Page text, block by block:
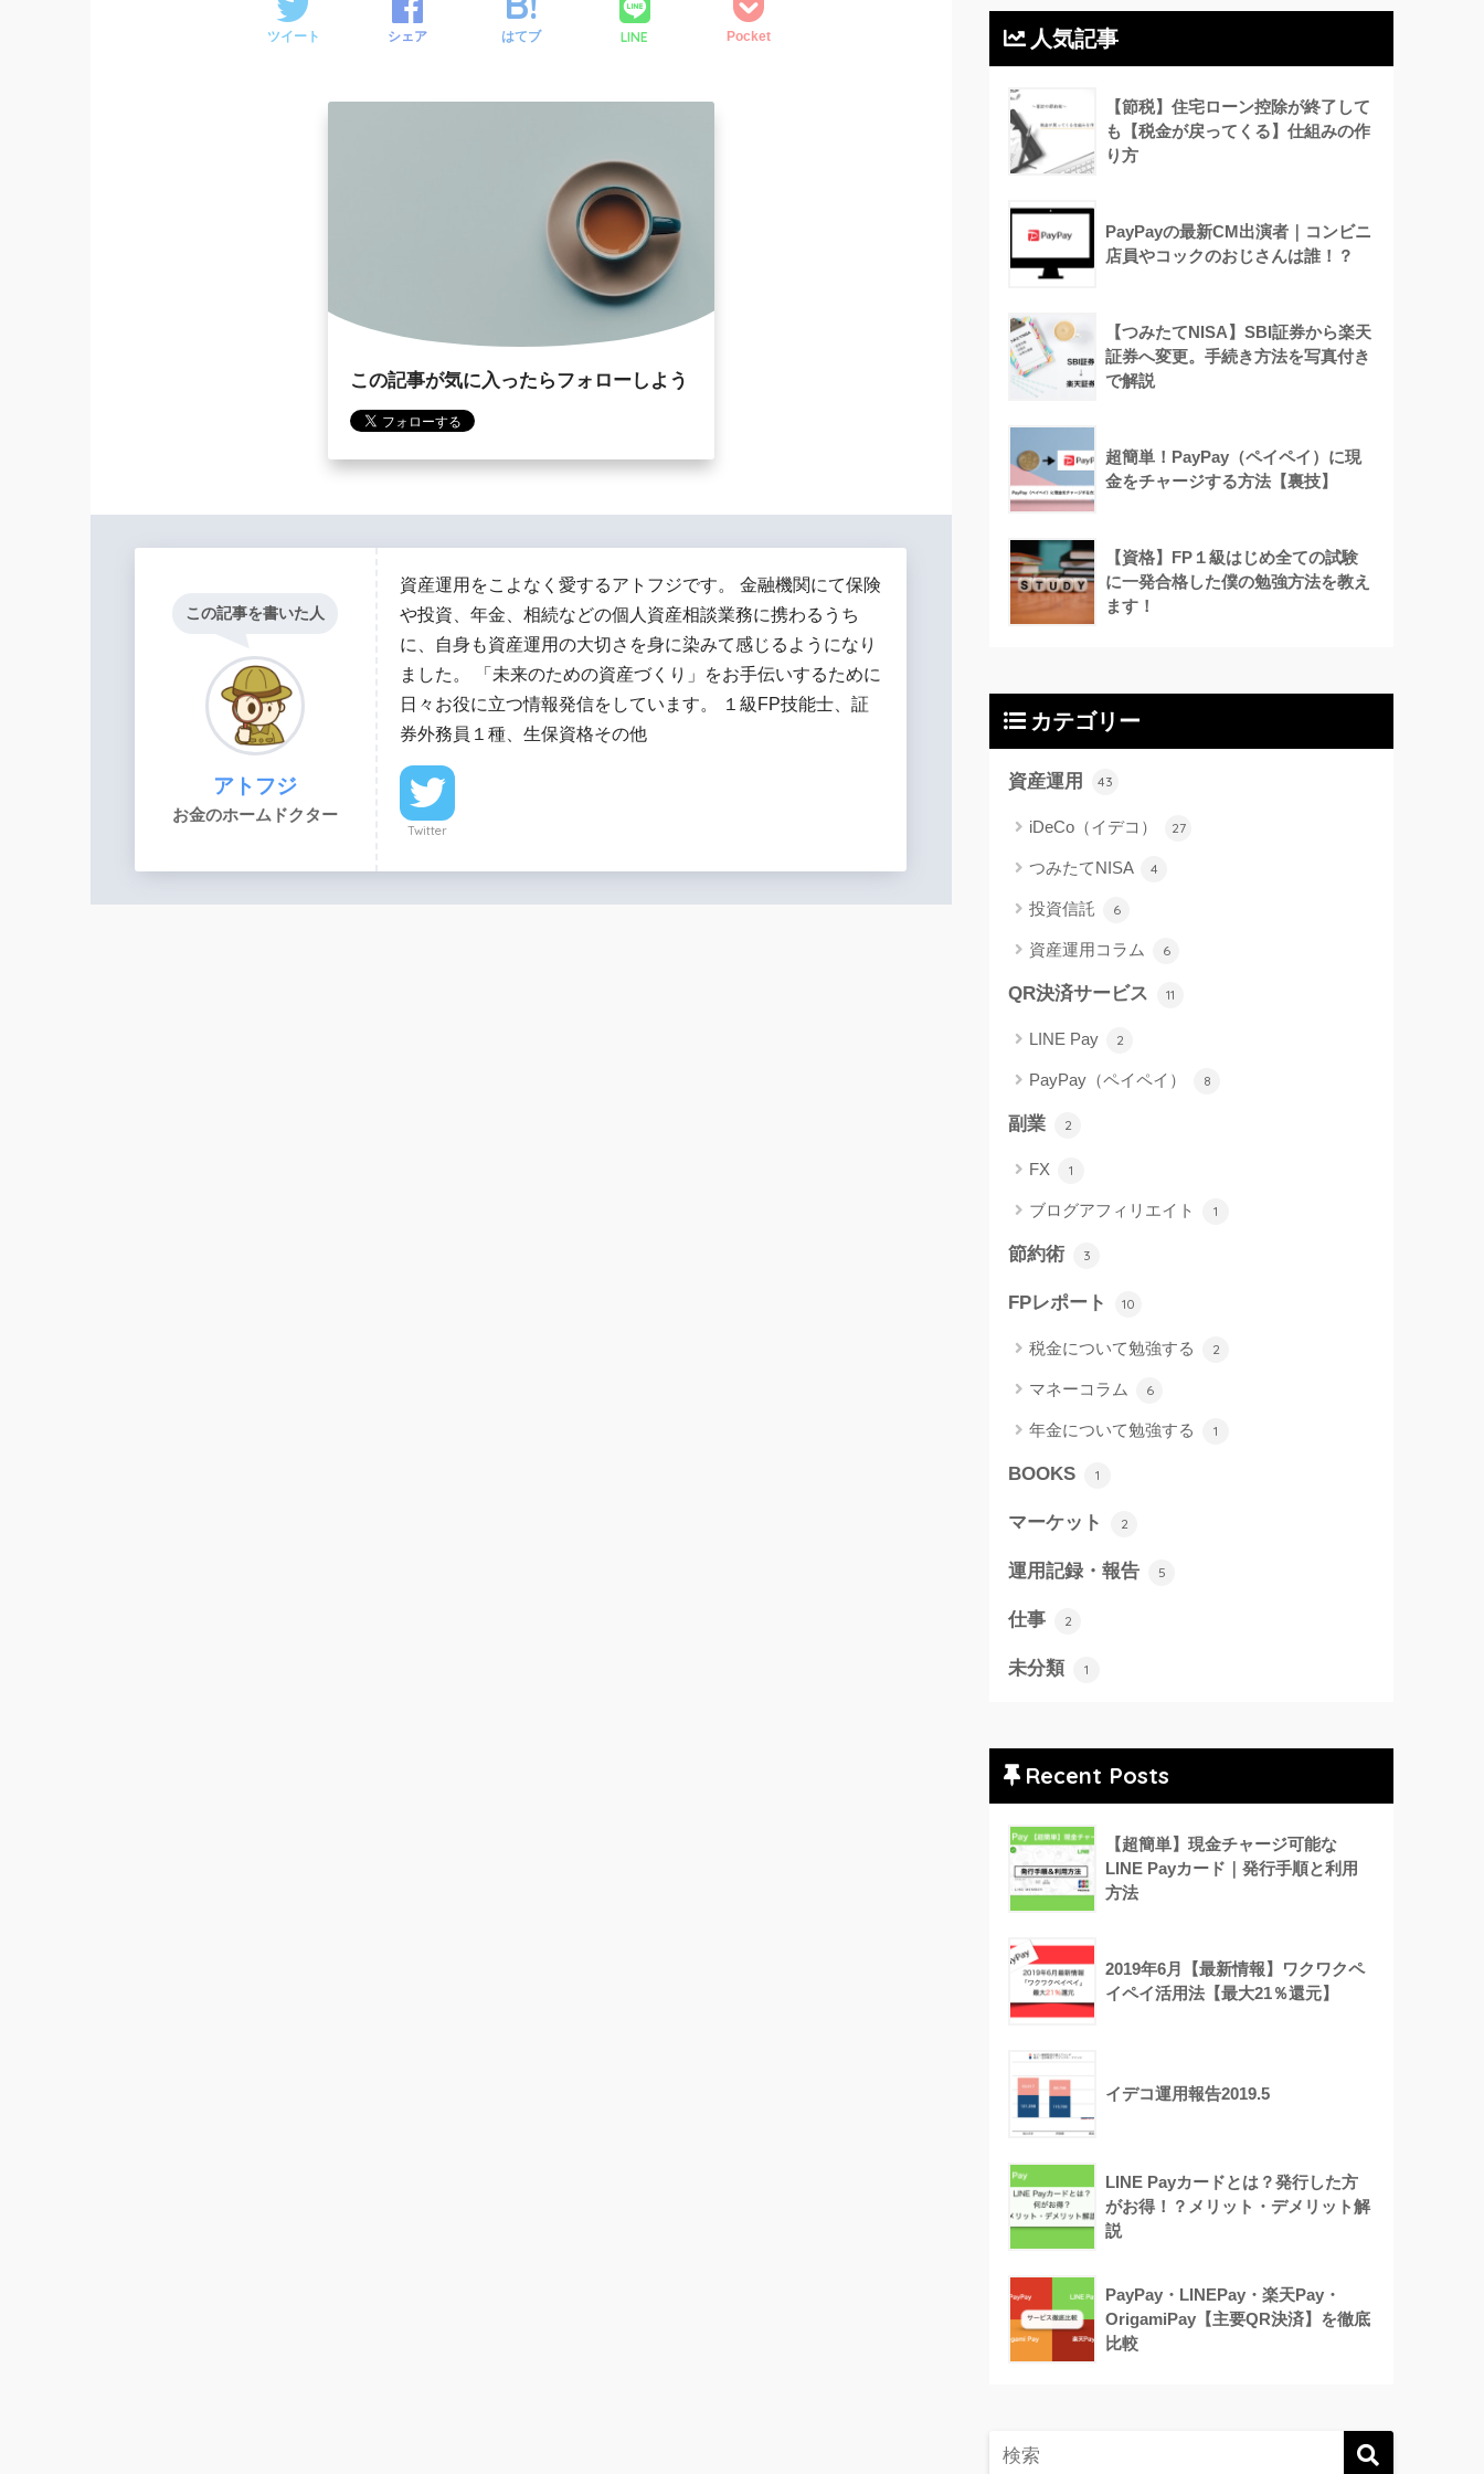
ツイート シェア はてブ LINE Pocket
この記事が気に入ったらフォローしよう
この記事を書いた人
アトフジ
お金のホームドクター
資産運用をこよなく愛するアトフジです。 金融機関にて保険
や投資、年金、相続などの個人資産相談業務に携わるうち
に、自身も資産運用の大切さを身に染みて感じるようになり
ました。 「未来のための資産づくり」をお手伝いするために
日々お役に立つ情報発信をしています。 １級FP技能士、証
券外務員１種、生保資格その他
Twitter
人気記事
【節税】住宅ローン控除が終了して
も【税金が戻ってくる】仕組みの作
り方
PayPayの最新CM出演者｜コンビニ
店員やコックのおじさんは誰！？
【つみたてNISA】SBI証券から楽天
証券へ変更。手続き方法を写真付き
で解説
超簡単！PayPay（ペイペイ）に現
金をチャージする方法【裏技】
【資格】FP１級はじめ全ての試験
に一発合格した僕の勉強方法を教え
ます！
カテゴリー
資産運用 43
iDeCo（イデコ） 27
つみたてNISA 4
投資信託 6
資産運用コラム 6
QR決済サービス 11
LINE Pay 2
PayPay（ペイペイ） 8
副業 2
FX 1
ブログアフィリエイト 1
節約術 3
FPレポート 10
税金について勉強する 2
マネーコラム 6
年金について勉強する 1
BOOKS 1
マーケット 2
運用記録・報告 5
仕事 2
未分類 1
Recent Posts
【超簡単】現金チャージ可能な
LINE Payカード｜発行手順と利用
方法
2019年6月【最新情報】ワクワクペ
イペイ活用法【最大21％還元】
イデコ運用報告2019.5
LINE Payカードとは？発行した方
がお得！？メリット・デメリット解
説
PayPay・LINEPay・楽天Pay・
OrigamiPay【主要QR決済】を徹底
比較